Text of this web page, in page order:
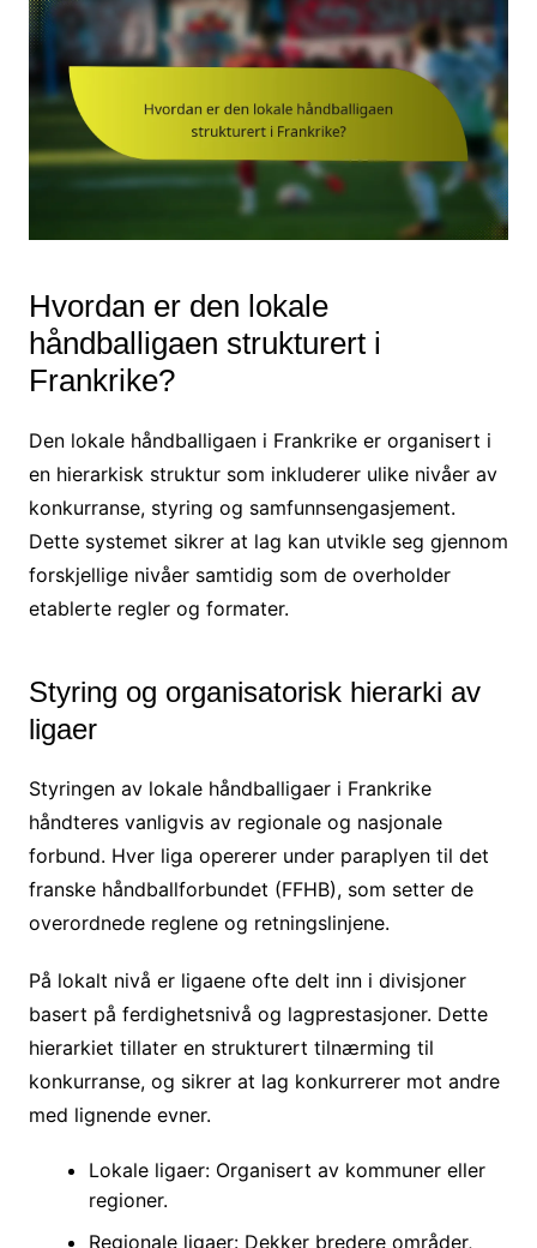
Hvordan er den lokale
håndballigaen strukturert i
Frankrike?
Den lokale håndballigaen i Frankrike er organisert i
en hierarkisk struktur som inkluderer ulike nivåer av
konkurranse, styring og samfunnsengasjement.
Dette systemet sikrer at lag kan utvikle seg gjennom
forskjellige nivåer samtidig som de overholder
etablerte regler og formater.
Styring og organisatorisk hierarki av
ligaer
Styringen av lokale håndballigaer i Frankrike
håndteres vanligvis av regionale og nasjonale
forbund. Hver liga opererer under paraplyen til det
franske håndballforbundet (FFHB), som setter de
overordnede reglene og retningslinjene.
På lokalt nivå er ligaene ofte delt inn i divisjoner
basert på ferdighetsnivå og lagprestasjoner. Dette
hierarkiet tillater en strukturert tilnærming til
konkurranse, og sikrer at lag konkurrerer mot andre
med lignende evner.
Lokale ligaer: Organisert av kommuner eller
regioner.
Regionale ligaer: Dekker bredere områder,